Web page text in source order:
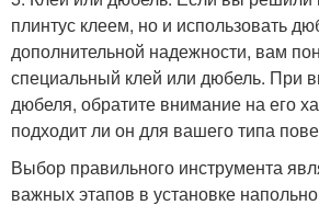
плинтус клеем, но и использовать
дополнительной надежности, вам
специальный клей или дюбель. При
дюбеля, обратите внимание на его
подходит ли он для вашего типа
Выбор правильного инструмента
важных этапов в установке